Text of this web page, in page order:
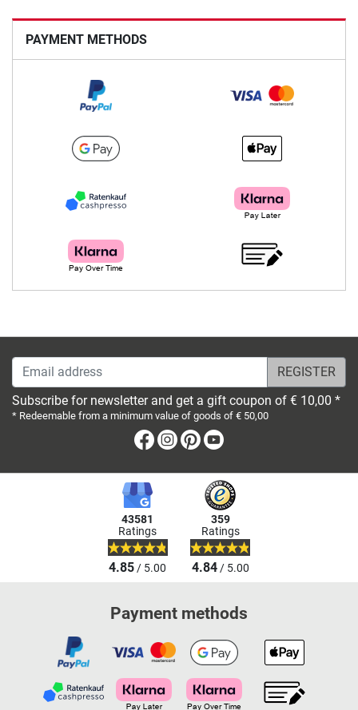
PAYMENT METHODS
Email address
Subscribe for newsletter and get a gift coupon of € 10,00 *
* Redeemable from a minimum value of goods of € 50,00
Facebook
Instagram
Pinterest
43581
Ratings
4.85/ 5.00
359
Ratings
4.84/ 5.00
Payment methods